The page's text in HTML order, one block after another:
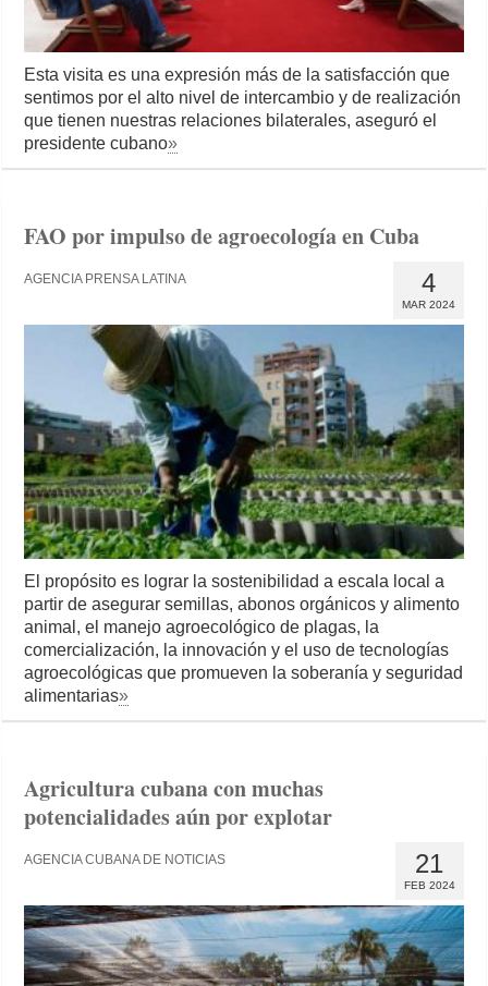
Esta visita es una expresión más de la satisfacción que
sentimos por el alto nivel de intercambio y de realización
que tienen nuestras relaciones bilaterales, aseguró el
presidente cubano»
FAO por impulso de agroecología en Cuba
4
MAR 2024
AGENCIA PRENSA LATINA
El propósito es lograr la sostenibilidad a escala local a
partir de asegurar semillas, abonos orgánicos y alimento
animal, el manejo agroecológico de plagas, la
comercialización, la innovación y el uso de tecnologías
agroecológicas que promueven la soberanía y seguridad
alimentarias»
Agricultura cubana con muchas
potencialidades aún por explotar
21
FEB 2024
AGENCIA CUBANA DE NOTICIAS